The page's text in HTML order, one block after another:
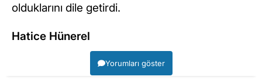
olduklarını dile getirdi.
Hatice Hünerel
Yorumları göster